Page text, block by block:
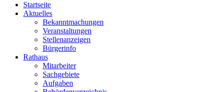
Startseite
Aktuelles
Bekanntmachungen
Veranstaltungen
Stellenanzeigen
Bürgerinfo
Rathaus
Mitarbeiter
Sachgebiete
Aufgaben